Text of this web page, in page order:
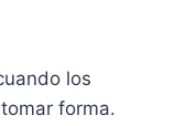
los
forma.